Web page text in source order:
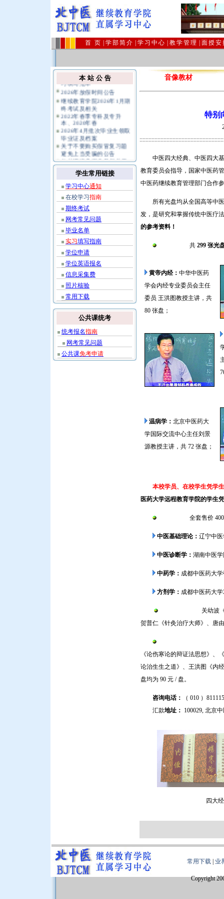
首 页 学部简介 学习中心 教学管理 面授安
本 站 公 告
在校生学习指导、毕业实
习填写范本
2026年放假时间公告
继续教育学院2026年1月期
终考试及相关
2022年春季专科及专升
本、2020年春
2026年4月批次毕业生领取
毕业证及档案
关于不要购买假冒复习题
避免上当受骗的公告
公共课统考报名及相关规
定指南
学生常用链接
学习中心通知
在校学习 指南
期终考试
网考常见问题
毕业名单
实习 填写指南
学位申请
学位英语报名
信息采集费
照片核验
常用下载
公共课统考
统考报名指南
网考常见问题
公共课免考申请
音像教材
特别
中医四大经典、中医四大基
教育委员会指导，国家中医药
中医药继续教育管理部门合作
所有光盘均从全国高等中医
发，是研究和掌握传统中医疗
的参考资料！
共 299 张光
黄帝内经： 中华中医药
学会内经专业委员会主任
委员 王洪图教授主讲，共
80 张盘；
温病学： 北京中医药大
学国际交流中心主任刘景
源教授主讲，共 72 张盘；
本校学员、在校学生凭学
医药大学远程教育学院的学生
全套售价
中医基础理论： 辽宁中
中医诊断学： 湖南中医
中药学： 成都中医药大
方剂学： 成都中医药大
关幼波
贺普仁《针灸治疗大师》、唐
《论伤寒论的辩证法思想》、
论治生生之道》、王洪图《内
盘均为 90 元 / 盘。
咨询电话：
（ 010 ）
汇款地址： 100029, 北京
四大
常用下载 业
Copyright